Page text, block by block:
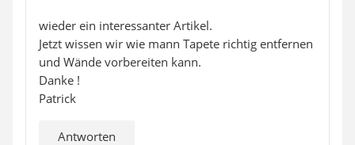
wieder ein interessanter Artikel.
Jetzt wissen wir wie mann Tapete richtig entfernen
und Wände vorbereiten kann.
Danke !
Patrick
Antworten